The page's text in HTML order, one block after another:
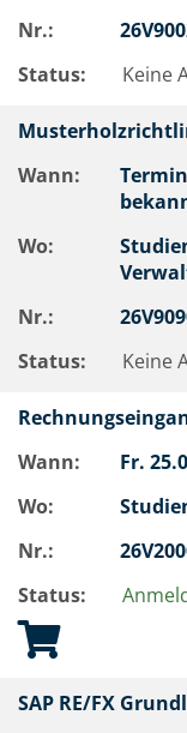
Nr.:
Status:
Keine
Wann:
Wo:
Nr.:
Status:
Keine
Wann:
Fr.
Wo:
Nr.:
Status:
SAP RE/FX